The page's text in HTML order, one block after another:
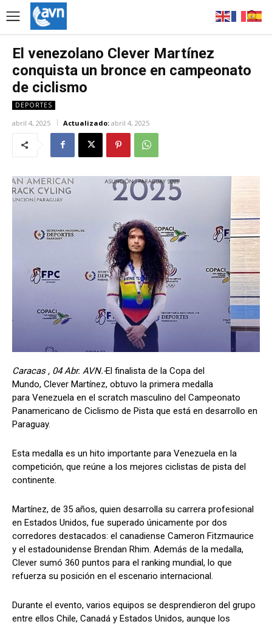
El venezolano Clever Martínez
conquista un bronce en campeonato
de ciclismo
DEPORTES
abril 4, 2025 Actualizado: abril 4, 2025
Caracas , 04 Abr. AVN.-El finalista de la Copa del
Mundo, Clever Martínez, obtuvo la primera medalla
para Venezuela en el scratch masculino del Campeonato
Panamericano de Ciclismo de Pista que está en desarrollo en
Paraguay.
Esta medalla es un hito importante para Venezuela en la
competición, que reúne a los mejores ciclistas de pista del
continente.
Martínez, de 35 años, quien desarrolla su carrera profesional
en Estados Unidos, fue superado únicamente por dos
corredores destacados: el canadiense Cameron Fitzmaurice
y el estadounidense Brendan Rhim. Además de la medalla,
Clever sumó 360 puntos para el ranking mundial, lo que
refuerza su posición en el escenario internacional.
Durante el evento, varios equipos se desprendieron del grupo
entre ellos Chile, Canadá y Estados Unidos, aunque los